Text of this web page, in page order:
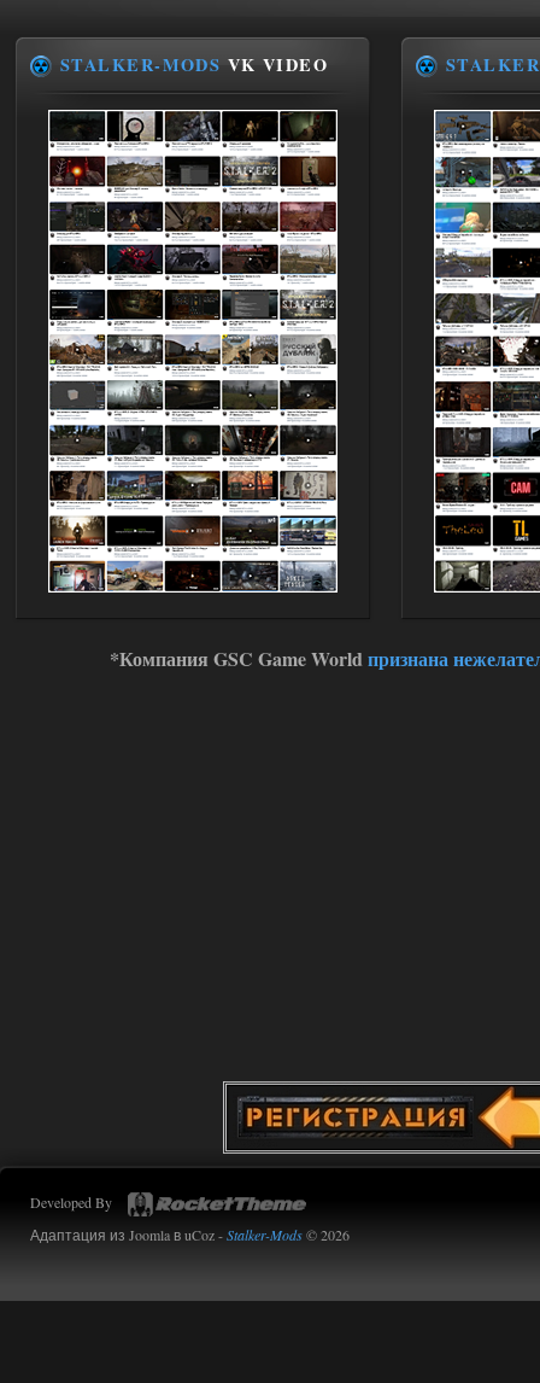
STALKER-MODS VK VIDEO
*Компания GSC Game Worldпризнана
Developed By
Адаптация из Joomla в uCoz -Stalker-Mods© 2026